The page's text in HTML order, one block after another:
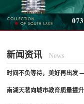
新闻资讯 News
时间不负等待，美好再出
南湖天著向城市教育质量提
江河地产成功晋升国家房地
时间不负等待，美好再出发
南湖天著向城市教育质量提